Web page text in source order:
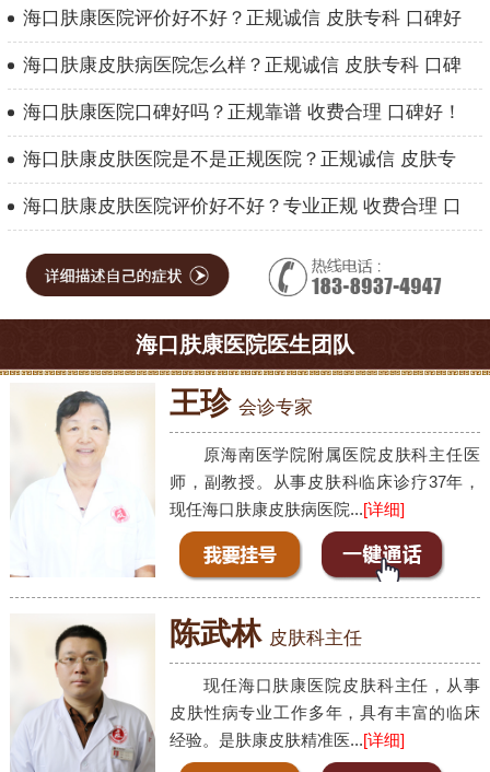
海口肤康医院评价好不好？正规诚信 皮肤专科 口碑好
海口肤康皮肤病医院怎么样？正规诚信 皮肤专科 口碑
海口肤康医院口碑好吗？正规靠谱 收费合理 口碑好！
海口肤康皮肤医院是不是正规医院？正规诚信 皮肤专
海口肤康皮肤医院评价好不好？专业正规 收费合理 口
海口肤康医院医生团队
王珍 会诊专家
原海南医学院附属医院皮肤科主任医
师，副教授。从事皮肤科临床诊疗37年，
现任海口肤康皮肤病医院...[详细]
陈武林 皮肤科主任
现任海口肤康医院皮肤科主任，从事
皮肤性病专业工作多年，具有丰富的临床
经验。是肤康皮肤精准医...[详细]